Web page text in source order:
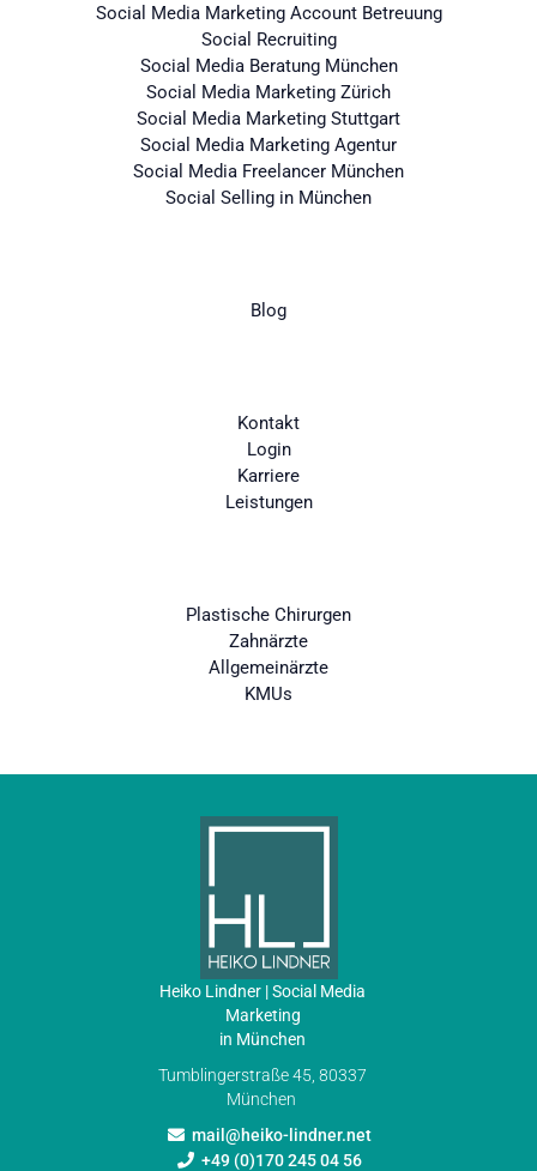
Social Media Marketing Account Betreuung
Social Recruiting
Social Media Beratung München
Social Media Marketing Zürich
Social Media Marketing Stuttgart
Social Media Marketing Agentur
Social Media Freelancer München
Social Selling in München
Blog
Kontakt
Login
Karriere
Leistungen
Plastische Chirurgen
Zahnärzte
Allgemeinärzte
KMUs
Heiko Lindner | Social Media
Marketing
in München
Tumblingerstraße 45, 80337
München
mail@heiko-lindner.net
+49 (0)170 245 04 56